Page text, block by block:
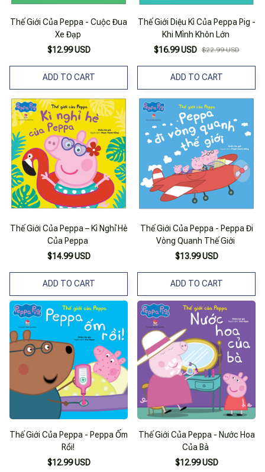
Thế Giới Của Peppa - Cuộc Đua
Xe Đạp
$12.99 USD
ADD TO CART
Thế Giới Diệu Kì Của Peppa Pig -
Khi Mình Khôn Lớn
$16.99 USD $22.99 USD
ADD TO CART
Thế Giới Của Peppa – Kì Nghỉ Hè
Của Peppa
$14.99 USD
ADD TO CART
Thế Giới Của Peppa - Peppa Đi
Vòng Quanh Thế Giới
$13.99 USD
ADD TO CART
Thế Giới Của Peppa - Peppa Ốm
Rồi!
$12.99 USD
Thế Giới Của Peppa - Nước Hoa
Của Bà
$12.99 USD